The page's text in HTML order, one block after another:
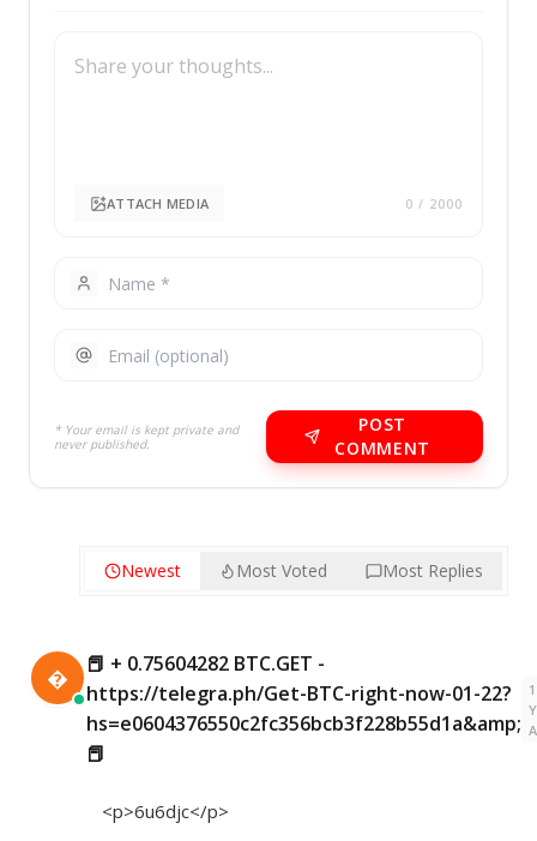
ATTACH MEDIA 0 / 2000
* Your email is kept private and
never published.
POST
COMMENT
Newest Most Voted Most Replies

📕 + 0.75604282 BTC.GET -
https://telegra.ph/Get-BTC-right-now-01-22?
hs=e0604376550c2fc356bcb3f228b55d1a&amp;
📕
1
<p>6u6djc</p>